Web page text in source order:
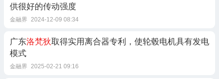
供很好的传动强度
金融界 2024-12-09 08:34
广东洛梵狄取得实用离合器专利，使轮毂电机具有发电
模式
金融界 2025-02-21 09:16